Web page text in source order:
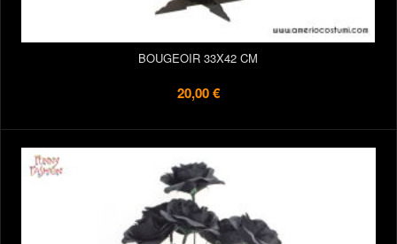
BOUGEOIR 33X42 CM
20,00 €